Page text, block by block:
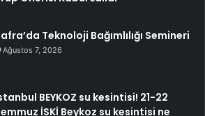
Teknoloji Bağımlılığı Semineri
Ağustos 7, 2026
BEYKOZ su kesintisi! 21-22
İSKİ Beykoz su kesintisi ne